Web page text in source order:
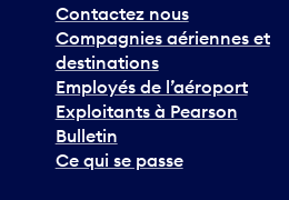
Contactez nous
Compagnies aériennes et
destinations
Employés de l’aéroport
Exploitants à Pearson
Bulletin
Ce qui se passe